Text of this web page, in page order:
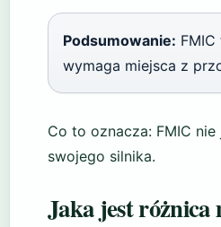
Podsumowanie:
wymaga miejsca z
Co to oznacza: FMIC
swojego silnika.
Jaka jest